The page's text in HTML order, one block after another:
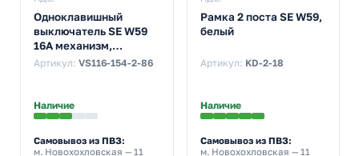
Одноклавишный
выключатель SE W59
16А механизм,
слоновая кость
Артикул: VS116-154-2-86
Наличие
Самовывоз из ПВЗ:
м. Новохохловская — 11
Рамка 2 поста SE W59,
белый
Артикул: KD-2-18
Наличие
Самовывоз из ПВЗ:
м. Новохохловская — 11